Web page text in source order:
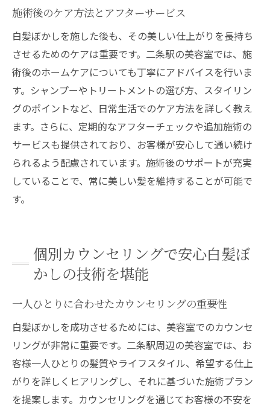
施術後のケア方法とアフターサービス
白髪ぼかしを施した後も、その美しい仕上がりを長持ち
させるためのケアは重要です。二条駅の美容室では、施
術後のホームケアについても丁寧にアドバイスを行いま
す。シャンプーやトリートメントの選び方、スタイリン
グのポイントなど、日常生活でのケア方法を詳しく教え
ます。さらに、定期的なアフターチェックや追加施術の
サービスも提供されており、お客様が安心して通い続け
られるよう配慮されています。施術後のサポートが充実
していることで、常に美しい髪を維持することが可能で
す。
個別カウンセリングで安心白髪ぼ
かしの技術を堪能
一人ひとりに合わせたカウンセリングの重要性
白髪ぼかしを成功させるためには、美容室でのカウンセ
リングが非常に重要です。二条駅周辺の美容室では、お
客様一人ひとりの髪質やライフスタイル、希望する仕上
がりを詳しくヒアリングし、それに基づいた施術プラン
を提案します。カウンセリングを通じてお客様の不安を